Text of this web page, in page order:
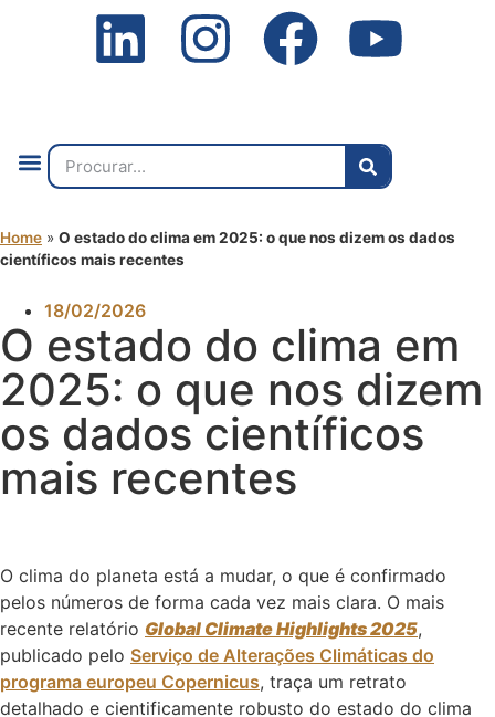
Home » O estado do clima em 2025: o que nos dizem os dados
científicos mais recentes
18/02/2026
O estado do clima em
2025: o que nos dizem
os dados científicos
mais recentes
O clima do planeta está a mudar, o que é confirmado
pelos números de forma cada vez mais clara. O mais
recente relatório Global Climate Highlights 2025,
publicado pelo Serviço de Alterações Climáticas do
programa europeu Copernicus, traça um retrato
detalhado e cientificamente robusto do estado do clima